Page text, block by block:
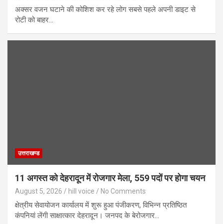
अक्सर वजन घटाने की कोशिश कर रहे लोग सबसे पहले अपनी डाइट से
रोटी को बाहर…
उत्तराखण्ड
11 अगस्त को देहरादून में रोजगार मेला, 559 पदों पर होगा चयन
August 5, 2026 hill voice No Comments
क्षेत्रीय सेवायोजन कार्यालय में शुरू हुआ पंजीकरण, विभिन्न प्रतिष्ठित
कंपनियां लेंगी साक्षात्कार देहरादून। जनपद के बेरोजगार…